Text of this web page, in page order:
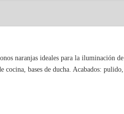
naranjas ideales para la iluminación
cocina, bases de ducha. Acabados: